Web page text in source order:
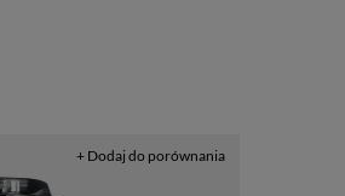
+ Dodaj do porównania